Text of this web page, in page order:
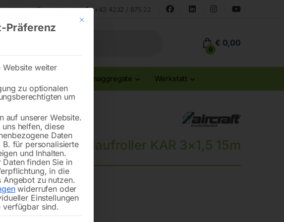
und Deutschland +43 4232 / 875 22
0
€ 0,00
Stromaggregate Werkstatt
Kabelaufroller KAR 3×1,5 15m
3 x 1,5 mm²
Mit diesem Button wird der Dialog geschlossen. Seine Funktionalität ist
Präferenz
weiter
zu optionalen
um
auf unserer Website.
helfen, diese
Daten
für personalisierte
und Inhalten.
finden Sie in
in die
Angebot zu nutzen.
widerrufen oder
Einstellungen
verfügbar sind.